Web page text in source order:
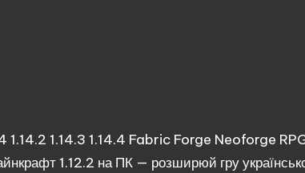
1.14.2 1.14.3 1.14.4 Fabric Forge Neoforge
1.12.2 на ПК — розширюй гру